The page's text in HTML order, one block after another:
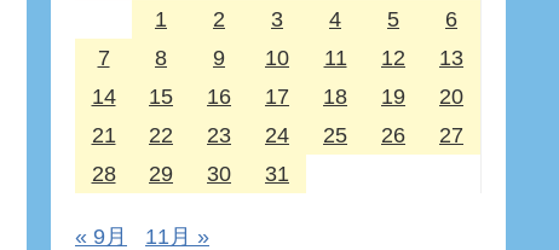
1
2 3 4 5
6
7
8 9 10 11 12
13
14
15 16 17 18 19
20
21
22 23 24 25 26
27
28
29 30 31
« 9月 11月 »